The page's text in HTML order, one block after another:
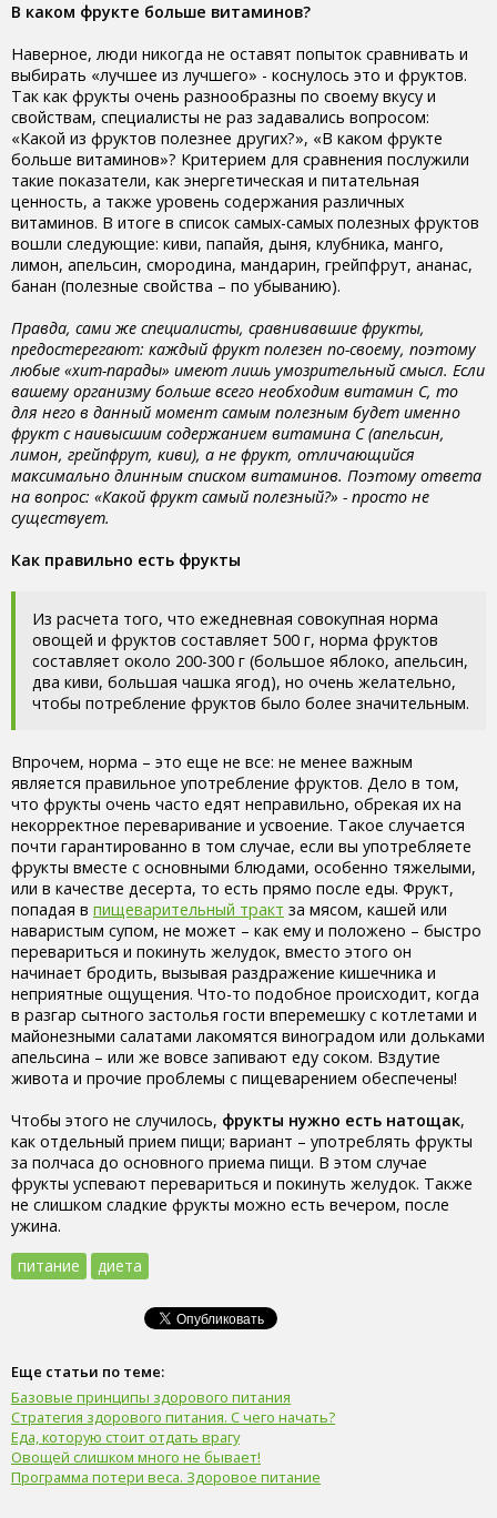
В каком фрукте больше витаминов?
Наверное, люди никогда не оставят попыток сравнивать и
выбирать «лучшее из лучшего» - коснулось это и фруктов.
Так как фрукты очень разнообразны по своему вкусу и
свойствам, специалисты не раз задавались вопросом:
«Какой из фруктов полезнее других?», «В каком фрукте
больше витаминов»? Критерием для сравнения послужили
такие показатели, как энергетическая и питательная
ценность, а также уровень содержания различных
витаминов. В итоге в список самых-самых полезных фруктов
вошли следующие: киви, папайя, дыня, клубника, манго,
лимон, апельсин, смородина, мандарин, грейпфрут, ананас,
банан (полезные свойства – по убыванию).
Правда, сами же специалисты, сравнивавшие фрукты,
предостерегают: каждый фрукт полезен по-своему, поэтому
любые «хит-парады» имеют лишь умозрительный смысл. Если
вашему организму больше всего необходим витамин С, то
для него в данный момент самым полезным будет именно
фрукт с наивысшим содержанием витамина С (апельсин,
лимон, грейпфрут, киви), а не фрукт, отличающийся
максимально длинным списком витаминов. Поэтому ответа
на вопрос: «Какой фрукт самый полезный?» - просто не
существует.
Как правильно есть фрукты
Из расчета того, что ежедневная совокупная норма
овощей и фруктов составляет 500 г, норма фруктов
составляет около 200-300 г (большое яблоко, апельсин,
два киви, большая чашка ягод), но очень желательно,
чтобы потребление фруктов было более значительным.
Впрочем, норма – это еще не все: не менее важным
является правильное употребление фруктов. Дело в том,
что фрукты очень часто едят неправильно, обрекая их на
некорректное переваривание и усвоение. Такое случается
почти гарантированно в том случае, если вы употребляете
фрукты вместе с основными блюдами, особенно тяжелыми,
или в качестве десерта, то есть прямо после еды. Фрукт,
попадая в пищеварительный тракт за мясом, кашей или
наваристым супом, не может – как ему и положено – быстро
перевариться и покинуть желудок, вместо этого он
начинает бродить, вызывая раздражение кишечника и
неприятные ощущения. Что-то подобное происходит, когда
в разгар сытного застолья гости вперемешку с котлетами и
майонезными салатами лакомятся виноградом или дольками
апельсина – или же вовсе запивают еду соком. Вздутие
живота и прочие проблемы с пищеварением обеспечены!
Чтобы этого не случилось, фрукты нужно есть натощак,
как отдельный прием пищи; вариант – употреблять фрукты
за полчаса до основного приема пищи. В этом случае
фрукты успевают перевариться и покинуть желудок. Также
не слишком сладкие фрукты можно есть вечером, после
ужина.
питание
диета
Еще статьи по теме:
Базовые принципы здорового питания
Стратегия здорового питания. С чего начать?
Еда, которую стоит отдать врагу
Овощей слишком много не бывает!
Программа потери веса. Здоровое питание